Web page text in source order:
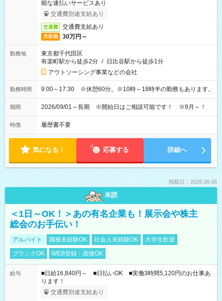
能な速払いサービスあり
交通費別途支給あり
交通費 交通費支給あり
月収例 30万円～
勤務地
東京都千代田区
有楽町駅から徒歩2分 / 日比谷駅から徒歩1分
アウトソーシング事業などの会社
勤務時間 9:00～17:30 ※休憩60分。※10時～18時半の勤務もあります。
期間 2026/09/01～長期 ※開始日はご相談可能です！ ※9月～！
特徴 履歴書不要
気になる！ 応募する 詳細へ
掲載日：2026.08.06
未読
＜1日～OK！＞あの有名企業も！展示会や株主
総会のお手伝い！
アルバイト 職種未経験OK 社会人未経験OK
大学生歓迎
ブランクOK
WEB登録・面接OK
給与
■日給16,840円～ ■日払いOK ■実働3時間5,120円のお仕事あ
ります！
交通費別途支給あり